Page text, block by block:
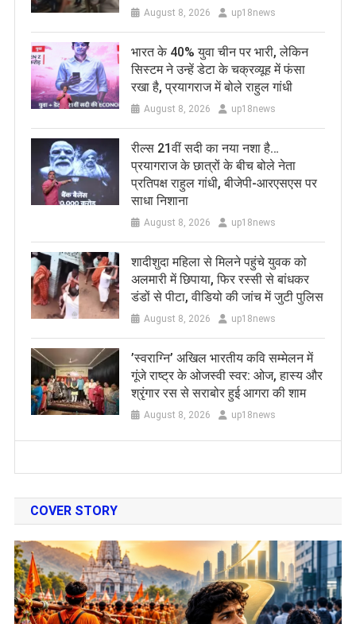
August 8, 2026 up18news
भारत के 40% युवा चीन पर भारी, लेकिन
सिस्टम ने उन्हें डेटा के चक्रव्यूह में फंसा
रखा है, प्रयागराज में बोले राहुल गांधी
August 8, 2026 up18news
रील्स 21वीं सदी का नया नशा है…
प्रयागराज के छात्रों के बीच बोले नेता
प्रतिपक्ष राहुल गांधी, बीजेपी-आरएसएस पर
साधा निशाना
August 8, 2026 up18news
शादीशुदा महिला से मिलने पहुंचे युवक को
अलमारी में छिपाया, फिर रस्सी से बांधकर
डंडों से पीटा, वीडियो की जांच में जुटी पुलिस
August 8, 2026 up18news
​’स्वराग्नि’ अखिल भारतीय कवि सम्मेलन में
गूंजे राष्ट्र के ओजस्वी स्वर: ओज, हास्य और
श्रृंगार रस से सराबोर हुई आगरा की शाम
August 8, 2026 up18news
COVER STORY